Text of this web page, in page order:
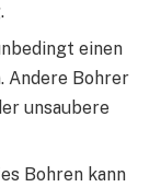
einen
Andere Bohrer
unsaubere
Bohren kann